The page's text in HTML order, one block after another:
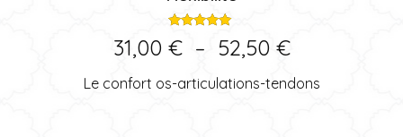
5.00
31,00 € – 52,50 €Plage
de
Le confort os-articulations-tendons